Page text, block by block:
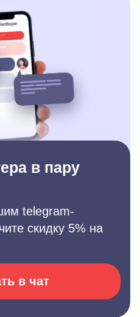
в пару
telegram-
скидку 5% на
в чат